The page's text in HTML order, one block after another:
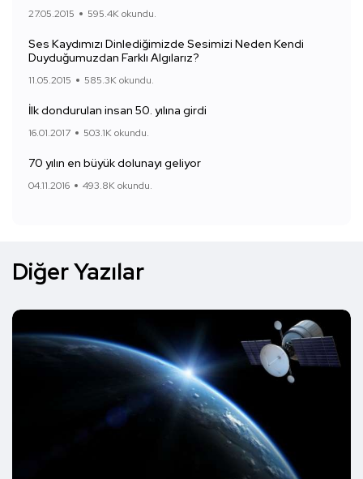
27.05.2015 595.4K okundu.
Ses Kaydımızı Dinlediğimizde Sesimizi Neden Kendi
Duyduğumuzdan Farklı Algılarız?
11.05.2015 585.3K okundu.
İlk dondurulan insan 50. yılına girdi
16.01.2017 503.1K okundu.
70 yılın en büyük dolunayı geliyor
04.11.2016 493.8K okundu.
Diğer Yazılar